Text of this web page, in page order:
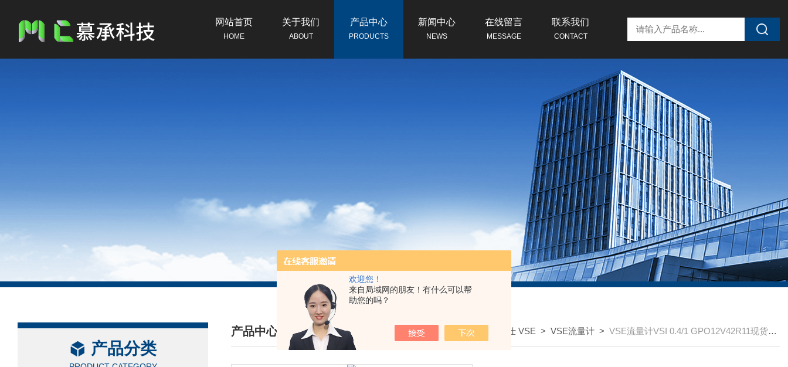
欢迎您！
来自局域网的朋友！有什么可以帮
助您的吗？
网站首页
HOME
关于我们
ABOUT
产品中心
PRODUCTS
新闻中心
NEWS
在线留言
MESSAGE
联系我们
CONTACT
产品分类
产品中心
/ PRODUCTS CENTER
首页> 产品中心> 德国威仕 VSE >VSE流量计 >VSE流量计VSI 0.4/1 GPO12V42R11现货直销处